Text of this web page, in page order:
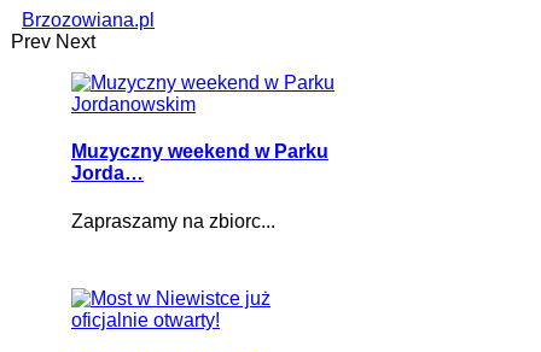
Brzozowiana.pl
Muzyczny weekend w Parku
Jorda…
Zapraszamy na zbiorc...
Prev Next